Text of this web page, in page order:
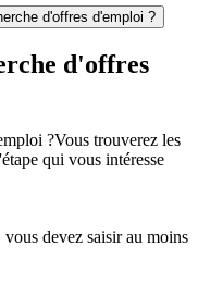
d'offres d'emploi ?
d'offres
?Vous trouverez les
qui vous intéresse
devez saisir au moins